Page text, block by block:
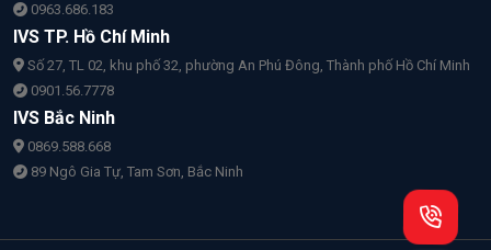
0963.686.183
IVS TP. Hồ Chí Minh
Số 27, TL 02, khu phố 32, phường An Phú Đông, Thành phố Hồ Chí Minh
0901.56.7778
IVS Bắc Ninh
0869.588.668
89 Ngô Gia Tự, Tam Sơn, Bắc Ninh